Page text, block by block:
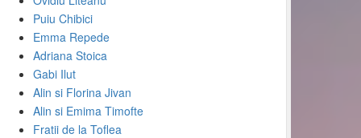
Puiu Chibici
Emma Repede
Adriana Stoica
Gabi Ilut
Alin si Florina Jivan
Alin si Emima Timofte
Fratii de la Toflea